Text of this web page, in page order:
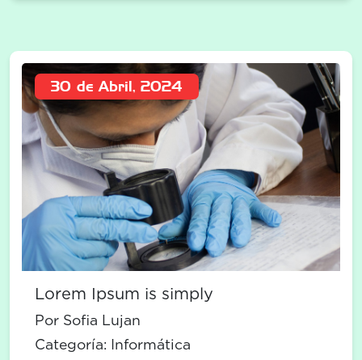
30 de Abril, 2024
Lorem Ipsum is simply
Por Sofia Lujan
Categoría: Informática